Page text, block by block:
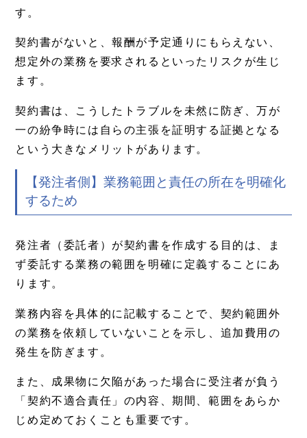
す。
契約書がないと、報酬が予定通りにもらえない、
想定外の業務を要求されるといったリスクが生じ
ます。
契約書は、こうしたトラブルを未然に防ぎ、万が
一の紛争時には自らの主張を証明する証拠となる
という大きなメリットがあります。
【発注者側】業務範囲と責任の所在を明確化
するため
発注者（委託者）が契約書を作成する目的は、ま
ず委託する業務の範囲を明確に定義することにあ
ります。
業務内容を具体的に記載することで、契約範囲外
の業務を依頼していないことを示し、追加費用の
発生を防ぎます。
また、成果物に欠陥があった場合に受注者が負う
「契約不適合責任」の内容、期間、範囲をあらか
じめ定めておくことも重要です。